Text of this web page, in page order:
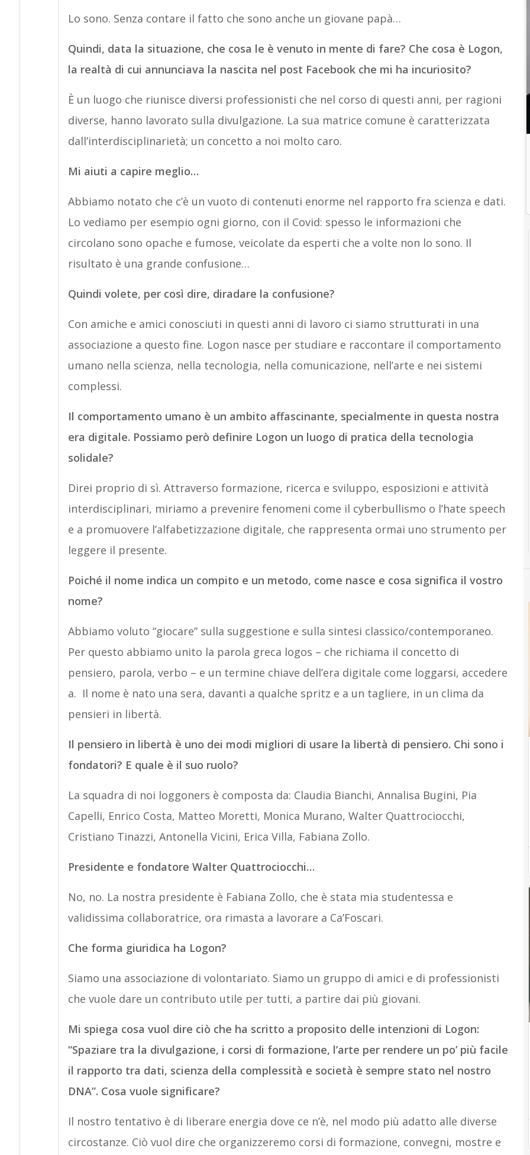
Lo sono. Senza contare il fatto che sono anche un giovane papà…
Quindi, data la situazione, che cosa le è venuto in mente di fare? Che cosa è Logon,
la realtà di cui annunciava la nascita nel post Facebook che mi ha incuriosito?
È un luogo che riunisce diversi professionisti che nel corso di questi anni, per ragioni
diverse, hanno lavorato sulla divulgazione. La sua matrice comune è caratterizzata
dall’interdisciplinarietà; un concetto a noi molto caro.
Mi aiuti a capire meglio…
Abbiamo notato che c’è un vuoto di contenuti enorme nel rapporto fra scienza e dati.
Lo vediamo per esempio ogni giorno, con il Covid: spesso le informazioni che
circolano sono opache e fumose, veicolate da esperti che a volte non lo sono. Il
risultato è una grande confusione…
Quindi volete, per così dire, diradare la confusione?
Con amiche e amici conosciuti in questi anni di lavoro ci siamo strutturati in una
associazione a questo fine. Logon nasce per studiare e raccontare il comportamento
umano nella scienza, nella tecnologia, nella comunicazione, nell’arte e nei sistemi
complessi.
Il comportamento umano è un ambito affascinante, specialmente in questa nostra
era digitale. Possiamo però definire Logon un luogo di pratica della tecnologia
solidale?
Direi proprio di sì. Attraverso formazione, ricerca e sviluppo, esposizioni e attività
interdisciplinari, miriamo a prevenire fenomeni come il cyberbullismo o l’hate speech
e a promuovere l’alfabetizzazione digitale, che rappresenta ormai uno strumento per
leggere il presente.
Poiché il nome indica un compito e un metodo, come nasce e cosa significa il vostro
nome?
Abbiamo voluto “giocare” sulla suggestione e sulla sintesi classico/contemporaneo.
Per questo abbiamo unito la parola greca logos – che richiama il concetto di
pensiero, parola, verbo – e un termine chiave dell’era digitale come loggarsi, accedere
a. Il nome è nato una sera, davanti a qualche spritz e a un tagliere, in un clima da
pensieri in libertà.
Il pensiero in libertà è uno dei modi migliori di usare la libertà di pensiero. Chi sono i
fondatori? E quale è il suo ruolo?
La squadra di noi loggoners è composta da: Claudia Bianchi, Annalisa Bugini, Pia
Capelli, Enrico Costa, Matteo Moretti, Monica Murano, Walter Quattrociocchi,
Cristiano Tinazzi, Antonella Vicini, Erica Villa, Fabiana Zollo.
Presidente e fondatore Walter Quattrociocchi…
No, no. La nostra presidente è Fabiana Zollo, che è stata mia studentessa e
validissima collaboratrice, ora rimasta a lavorare a Ca’Foscari.
Che forma giuridica ha Logon?
Siamo una associazione di volontariato. Siamo un gruppo di amici e di professionisti
che vuole dare un contributo utile per tutti, a partire dai più giovani.
Mi spiega cosa vuol dire ciò che ha scritto a proposito delle intenzioni di Logon:
“Spaziare tra la divulgazione, i corsi di formazione, l’arte per rendere un po’ più facile
il rapporto tra dati, scienza della complessità e società è sempre stato nel nostro
DNA”. Cosa vuole significare?
Il nostro tentativo è di liberare energia dove ce n’è, nel modo più adatto alle diverse
circostanze. Ciò vuol dire che organizzeremo corsi di formazione, convegni, mostre e